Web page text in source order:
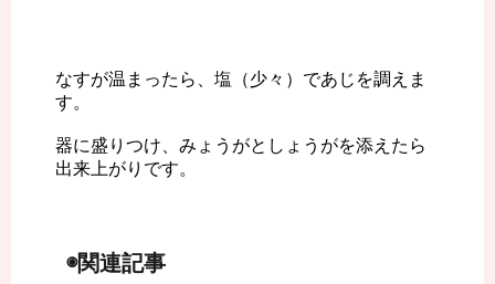
なすが温まったら、塩（少々）であじを調えま
す。
器に盛りつけ、みょうがとしょうがを添えたら
出来上がりです。
◉関連記事